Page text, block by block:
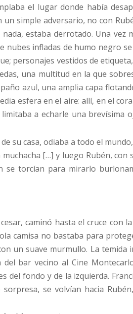
el lugar donde había
simple adversario, no con
estaba derrotado. Una vez
infladas de humo negro
personajes vestidos de
una multitud en la que
azul, una amplia capa
esfera en el aire: allí, en el
a echarle una brevísima
su casa, odiaba a todo el
[…] y luego Rubén, con
torcían para mirarlo
caminó hasta el cruce con
camisa no bastaba para
un suave murmullo. La temida
bar vecino al Cine
fondo y de la izquierda.
se volvían hacia